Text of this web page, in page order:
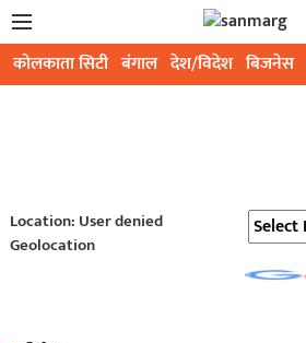
कोलकाता सिटी बंगाल देश/विदेश बिजनेस
Location: User denied
Geolocation